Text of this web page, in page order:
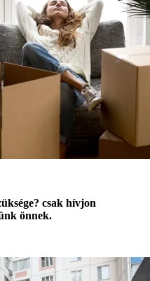
csak hívjon
önnek.